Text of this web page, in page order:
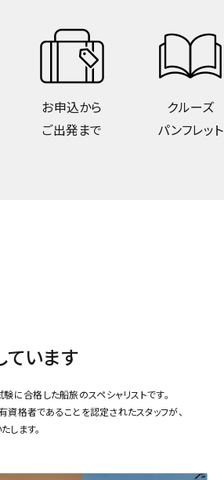
お申込から
ご出発まで
クルーズ
パンフレット
ています
に合格した船旅のスペシャリストです。
格者であることを認定されたスタッフが、
ます。